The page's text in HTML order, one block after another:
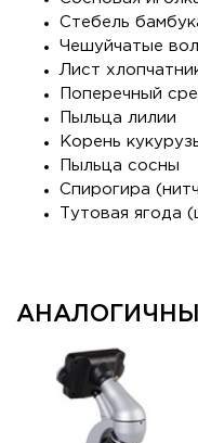
Стебель
Чешуйчатые
Лист
Поперечный
Пыльца лилии
Корень
Пыльца сосны
Спирогира
Тутовая ягода